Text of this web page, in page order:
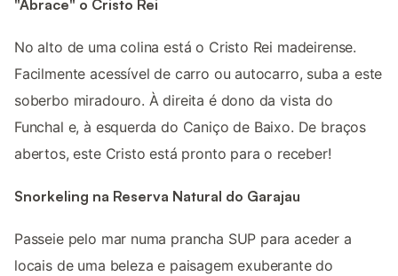
"Abrace" o Cristo Rei
No alto de uma colina está o Cristo Rei madeirense.
Facilmente acessível de carro ou autocarro, suba a este
soberbo miradouro. À direita é dono da vista do
Funchal e, à esquerda do Caniço de Baixo. De braços
abertos, este Cristo está pronto para o receber!
Snorkeling na Reserva Natural do Garajau
Passeie pelo mar numa prancha SUP para aceder a
locais de uma beleza e paisagem exuberante do